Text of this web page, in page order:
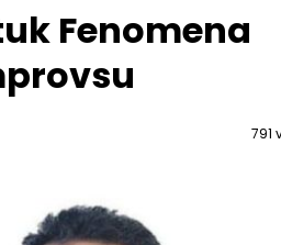
Fenomena
791